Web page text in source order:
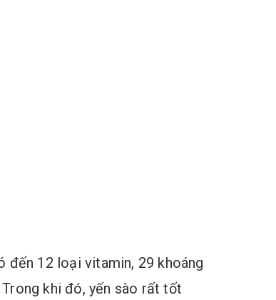
đến 12 loại vitamin, 29 khoáng
khi đó, yến sào rất tốt